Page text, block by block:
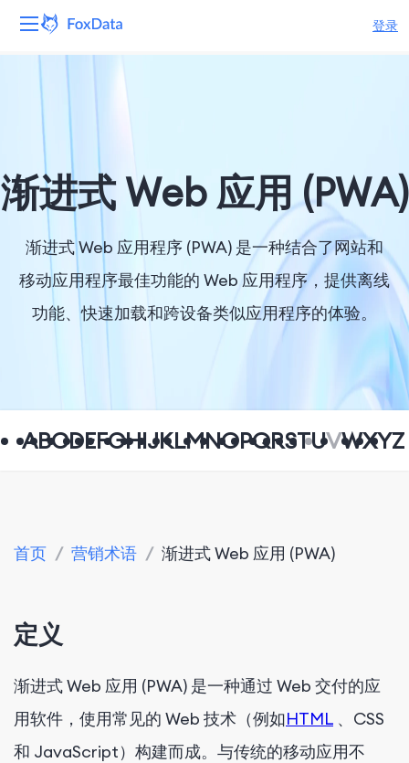
登录
解决方案
资源
公司
渐进式 Web 应用 (PWA)
渐进式 Web 应用程序 (PWA) 是一种结合了网站和
移动应用程序最佳功能的 Web 应用程序，提供离线
功能、快速加载和跨设备类似应用程序的体验。
ABCDEFGHIJKLMNOPQRSTUVWXYZ
首页 / 营销术语 / 渐进式 Web 应用 (PWA)
定义
渐进式 Web 应用 (PWA) 是一种通过 Web 交付的应
用软件，使用常见的 Web 技术（例如HTML 、CSS
和 JavaScript）构建而成。与传统的移动应用不